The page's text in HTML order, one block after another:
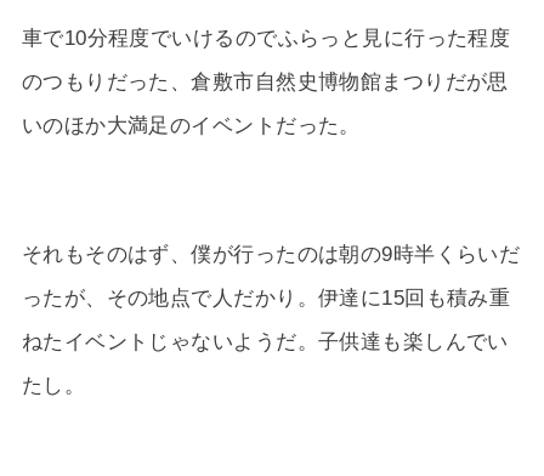
車で10分程度でいけるのでふらっと見に行った程度
のつもりだった、倉敷市自然史博物館まつりだが思
いのほか大満足のイベントだった。
それもそのはず、僕が行ったのは朝の9時半くらいだ
ったが、その地点で人だかり。伊達に15回も積み重
ねたイベントじゃないようだ。子供達も楽しんでい
たし。